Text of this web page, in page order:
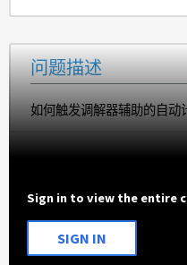
问题描述
如何触发调解器辅助的自动
Sign in to view the entire
SIGN IN